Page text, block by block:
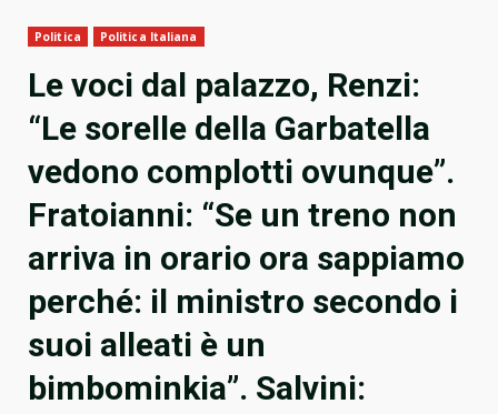
Politica Politica Italiana
Le voci dal palazzo, Renzi:
“Le sorelle della Garbatella
vedono complotti ovunque”.
Fratoianni: “Se un treno non
arriva in orario ora sappiamo
perché: il ministro secondo i
suoi alleati è un
bimbominkia”. Salvini: